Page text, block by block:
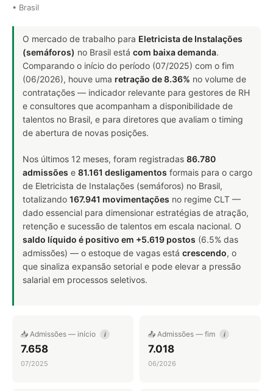
• Brasil
O mercado de trabalho para Eletricista de Instalações
(semáforos) no Brasil está com baixa demanda.
Comparando o início do período (07/2025) com o fim
(06/2026), houve uma retração de 8.36% no volume de
contratações — indicador relevante para gestores de RH
e consultores que acompanham a disponibilidade de
talentos no Brasil, e para diretores que avaliam o timing
de abertura de novas posições.
Nos últimos 12 meses, foram registradas 86.780
admissões e 81.161 desligamentos formais para o cargo
de Eletricista de Instalações (semáforos) no Brasil,
totalizando 167.941 movimentações no regime CLT —
dado essencial para dimensionar estratégias de atração,
retenção e sucessão de talentos em escala nacional. O
saldo líquido é positivo em +5.619 postos (6.5% das
admissões) — o estoque de vagas está crescendo, o
que sinaliza expansão setorial e pode elevar a pressão
salarial em processos seletivos.
📥 Admissões — início i
7.658
07/2025
📤 Admissões — fim i
7.018
06/2026